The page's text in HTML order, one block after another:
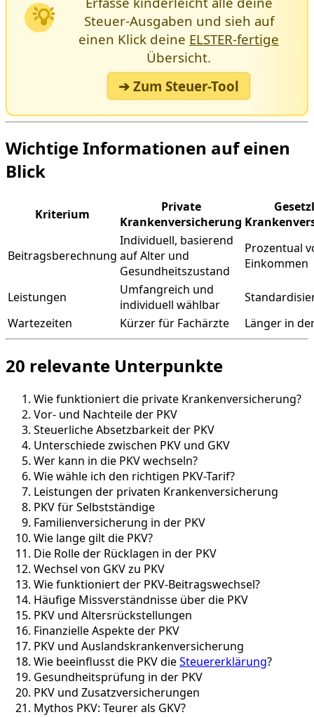
💡
Steuer-Ausgaben und sieh auf
einen Klick deine ELSTER-fertige
Übersicht.
➔ Zum Steuer-Tool
Wichtige Informationen auf einen
Blick
Kriterium
Private
Krankenversicherung
Beitragsberechnung
Individuell, basierend
auf Alter und
Gesundheitszustand
Prozentual
Einkommen
Leistungen
Umfangreich und
individuell wählbar
Wartezeiten
Kürzer für Fachärzte Länger in
20 relevante Unterpunkte
Wie funktioniert die private Krankenversicherung?
Vor- und Nachteile der PKV
Steuerliche Absetzbarkeit der PKV
Unterschiede zwischen PKV und GKV
Wer kann in die PKV wechseln?
Wie wähle ich den richtigen PKV-Tarif?
Leistungen der privaten Krankenversicherung
PKV für Selbstständige
Familienversicherung in der PKV
Wie lange gilt die PKV?
Die Rolle der Rücklagen in der PKV
Wechsel von GKV zu PKV
Wie funktioniert der PKV-Beitragswechsel?
Häufige Missverständnisse über die PKV
PKV und Altersrückstellungen
Finanzielle Aspekte der PKV
PKV und Auslandskrankenversicherung
Wie beeinflusst die PKV dieSteuererklärung?
Gesundheitsprüfung in der PKV
PKV und Zusatzversicherungen
Mythos PKV: Teurer als GKV?